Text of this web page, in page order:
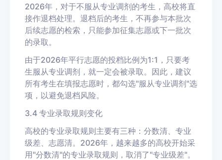
2026年，对于不服从专业调剂的考生，高校将直
接作退档处理。退档后的考生，不再参与本批次
后续志愿的检索，只能参加征集志愿或下一批次
的录取。
由于2026年平行志愿的投档比例为1:1，只要考
生服从专业调剂，就一定会被录取。因此，建议
所有考生在填报志愿时，都勾选"服从专业调剂"选
项，以避免退档风险。
3.4 专业录取规则变化
高校的专业录取规则主要有三种：分数清、专业
级差、志愿清。2026年，越来越多的高校开始采
用"分数清"的专业录取规则，取消了"专业级差"。